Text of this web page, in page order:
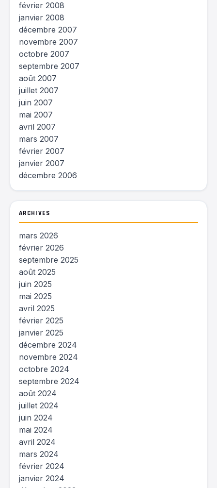
février 2008
janvier 2008
décembre 2007
novembre 2007
octobre 2007
septembre 2007
août 2007
juillet 2007
juin 2007
mai 2007
avril 2007
mars 2007
février 2007
janvier 2007
décembre 2006
ARCHIVES
mars 2026
février 2026
septembre 2025
août 2025
juin 2025
mai 2025
avril 2025
février 2025
janvier 2025
décembre 2024
novembre 2024
octobre 2024
septembre 2024
août 2024
juillet 2024
juin 2024
mai 2024
avril 2024
mars 2024
février 2024
janvier 2024